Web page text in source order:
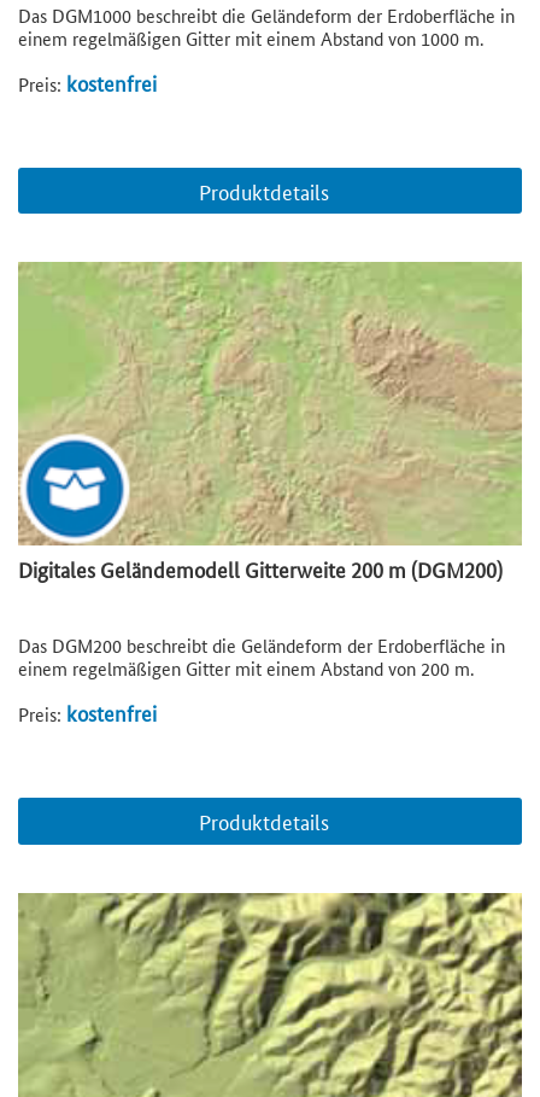
Das DGM1000 beschreibt die Geländeform der Erdoberfläche in
einem regelmäßigen Gitter mit einem Abstand von 1000 m.
Preis: kostenfrei
Produktdetails
Digitales Geländemodell Gitterweite 200 m (DGM200)
Das DGM200 beschreibt die Geländeform der Erdoberfläche in
einem regelmäßigen Gitter mit einem Abstand von 200 m.
Preis: kostenfrei
Produktdetails